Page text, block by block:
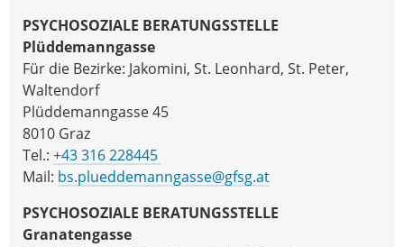
PSYCHOSOZIALE BERATUNGSSTELLE
Plüddemanngasse
Für die Bezirke: Jakomini, St. Leonhard, St. Peter,
Waltendorf
Plüddemanngasse 45
8010 Graz
Tel.: +43 316 228445
Mail: bs.plueddemanngasse@gfsg.at
PSYCHOSOZIALE BERATUNGSSTELLE
Granatengasse